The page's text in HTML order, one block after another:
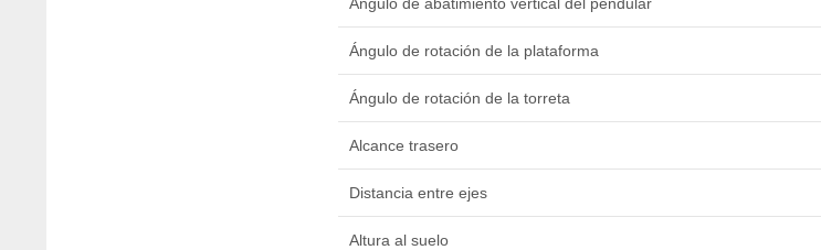
Ángulo de rotación de la plataforma
Ángulo de rotación de la torreta
Alcance trasero
Distancia entre ejes
Altura al suelo